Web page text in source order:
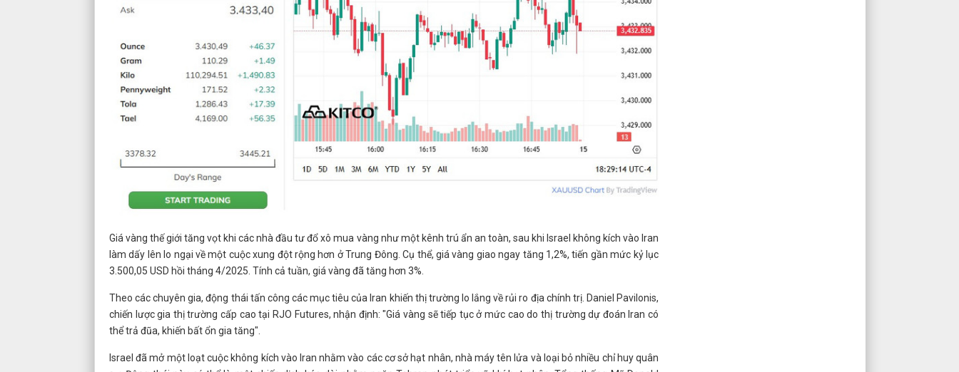
Giá vàng thế giới tăng vọt khi các nhà đầu tư đổ xô mua vàng như một kênh trú ẩn an toàn, sau khi Israel không kích vào Iran
làm dấy lên lo ngại về một cuộc xung đột rộng hơn ở Trung Đông. Cụ thể, giá vàng giao ngay tăng 1,2%, tiến gần mức kỷ lục
3.500,05 USD hồi tháng 4/2025. Tính cả tuần, giá vàng đã tăng hơn 3%.
Theo các chuyên gia, động thái tấn công các mục tiêu của Iran khiến thị trường lo lắng về rủi ro địa chính trị. Daniel Pavilonis,
chiến lược gia thị trường cấp cao tại RJO Futures, nhận định: "Giá vàng sẽ tiếp tục ở mức cao do thị trường dự đoán Iran có
thể trả đũa, khiến bất ổn gia tăng".
Israel đã mở một loạt cuộc không kích vào Iran nhằm vào các cơ sở hạt nhân, nhà máy tên lửa và loại bỏ nhiều chỉ huy quân